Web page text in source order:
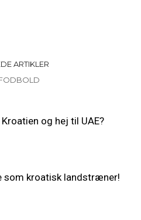
ARTIKLER
og hej til UAE?
som kroatisk landstræner!